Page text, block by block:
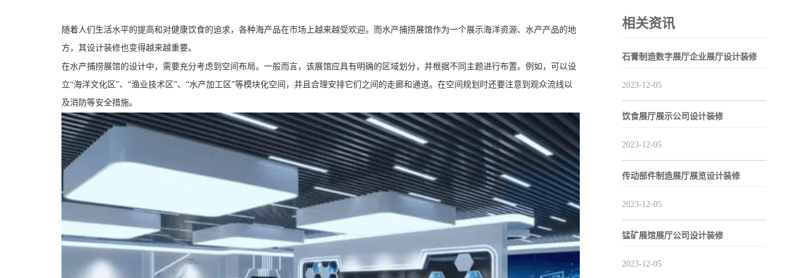
随着人们生活水平的提高和对健康饮食的追求，各种海产品在市场上越来越受欢迎。而水产捕捞展馆作为一个展示海洋资源、水产产品的地
方，其设计装修也变得越来越重要。
在水产捕捞展馆的设计中，需要充分考虑到空间布局。一般而言，该展馆应具有明确的区域划分，并根据不同主题进行布置。例如，可以设
立“海洋文化区”、“渔业技术区”、“水产加工区”等模块化空间，并且合理安排它们之间的走廊和通道。在空间规划时还要注意到观众流线以
及消防等安全措施。
相关资讯
石膏制造数字展厅企业展厅设计装修
2023-12-05
饮食展厅展示公司设计装修
2023-12-05
传动部件制造展厅展览设计装修
2023-12-05
锰矿展馆展厅公司设计装修
2023-12-05